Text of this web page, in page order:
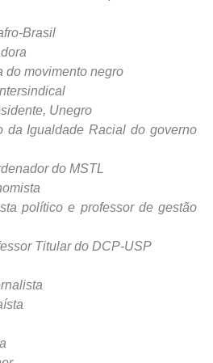
Brasil
do movimento negro
Unegro
da Igualdade Racial do governo
do MSTL
político e professor de gestão
Titular do DCP-USP